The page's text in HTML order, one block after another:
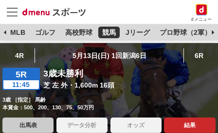
dメニュー
MLB ゴルフ 高校野球 競馬 Jリーグ プロ野球（2軍）
4R 5月13日(日) 1回新潟6日 6R
5R
11:45
3歳未勝利
芝 左 外・1,600m 16頭
3歳 ［指定］ 馬齢
本賞金：500、200、130、75、50万円
出馬表 データ分析 オッズ 結果